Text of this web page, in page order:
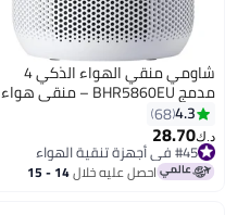
شاومي منقي الهواء الذكي 4
مدمج BHR5860EU – منقي هواء
قوي وهادئ مع فلترة بنسبة
99.97%، تحكم عبر تطبيق ذكي،
مراقبة جودة الهواء في الوقت
الحقيقي، تصميم منخفض الضوضاء
وموفر للطاقة – أبيض
4.3
68
د.ك‏28.70
#45 في أجهزة تنقية الهواء
بتخلّص بسرعة
تم بيع +10 مؤخرًا
احصل عليه خلال 14 - 15